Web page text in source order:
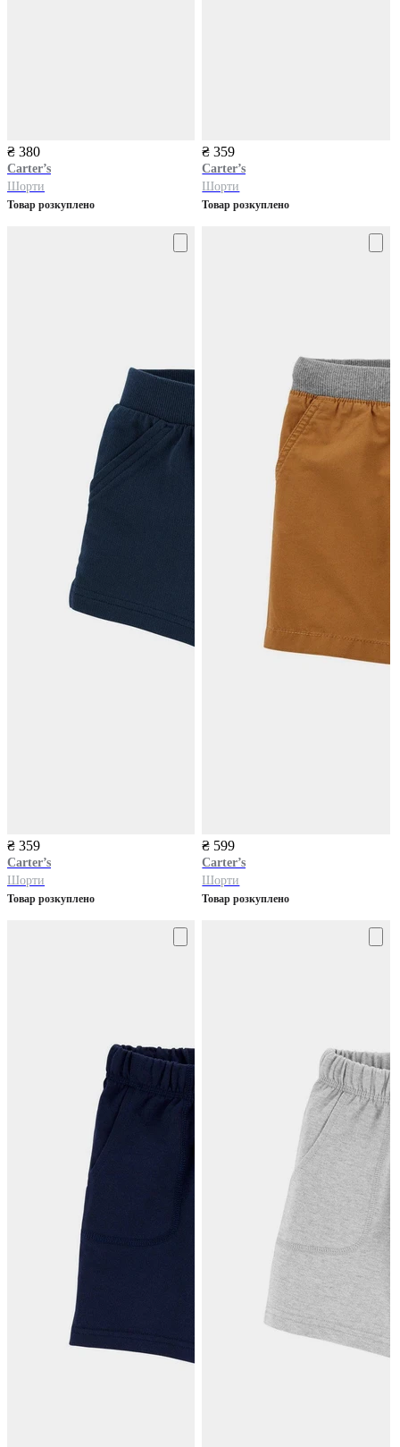
₴ 380
Carter’s
Шорти
Товар розкуплено
₴ 359
Carter’s
Шорти
Товар розкуплено
₴ 359
Carter’s
Шорти
Товар розкуплено
₴ 599
Carter’s
Шорти
Товар розкуплено